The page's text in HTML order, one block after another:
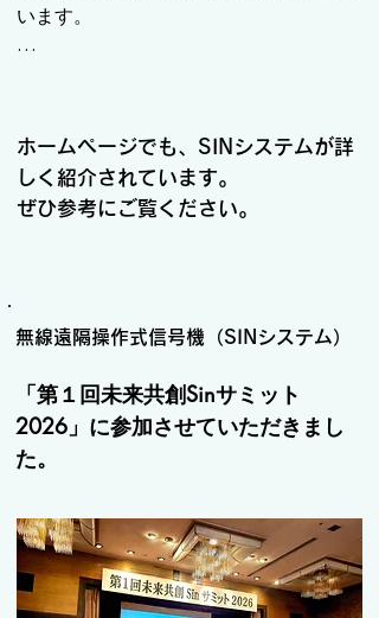
います。
症対策が大きな課題となっています。
SINシステムを活用することで、警備員
の負担を軽減しながら、安全で安定した
交通誘導を行うことができます。
思います。
私たちも、愛知県をはじめ東海地方での
導入をさらに進め、警備員の高齢化対
策、人手不足の解消、熱中症予防に貢献
していきたいと考えています。
これからの交通誘導に必要な、新しい選
択肢。
人と機械が支え合う「SINシステム」
を、より多くの現場へ。
ホームページでも、SINシステムが詳
しく紹介されています。
ぜひ参考にご覧ください。
無線遠隔操作式信号機（SINシステム）
「第１回未来共創Sinサミット
2026」に参加させていただきまし
た。